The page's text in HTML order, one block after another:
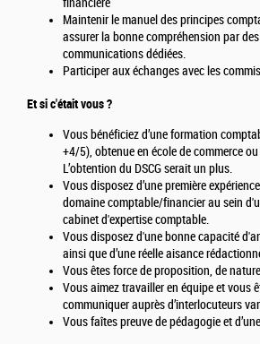
financière
Maintenir le manuel des principes
assurer la bonne compréhension par
communications dédiées.
Participer aux échanges avec les
Et si c'était vous ?
Vous bénéficiez d’une formation
+4/5), obtenue en école de commerce ou
L’obtention du DSCG serait un plus.
Vous disposez d’une première
domaine comptable/financier au sein
cabinet d'expertise comptable.
Vous disposez d'une bonne capacité
ainsi que d’une réelle aisance
Vous êtes force de proposition, de
Vous aimez travailler en équipe et vous
communiquer auprès d’interlocuteurs
Vous faîtes preuve de pédagogie et